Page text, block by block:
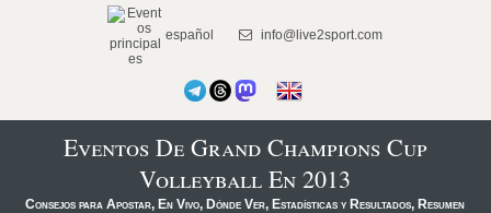
español info@live2sport.com
Eventos De Grand Champions Cup
Volleyball En 2013
Consejos para Apostar, En Vivo, Dónde Ver, Estadísticas y Resultados, Resumen